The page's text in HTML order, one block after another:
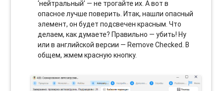
‘нейтральный’ — не трогайте их. А вот в
опасное лучше поверить. Итак, нашли опасный
элемент, он будет подсвечен красным. Что
делаем, как думаете? Правильно — убить! Ну
или в английской версии — Remove Checked. В
общем, жмем красную кнопку.